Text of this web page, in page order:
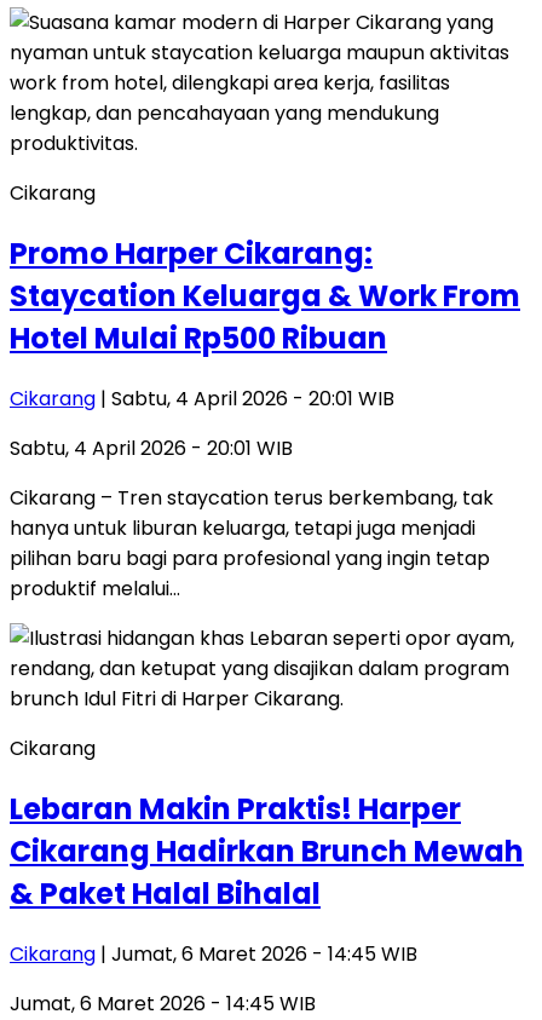
Cikarang
Promo Harper Cikarang:
Staycation Keluarga & Work From
Hotel Mulai Rp500 Ribuan
Cikarang | Sabtu, 4 April 2026 - 20:01 WIB
Sabtu, 4 April 2026 - 20:01 WIB
Cikarang – Tren staycation terus berkembang, tak
hanya untuk liburan keluarga, tetapi juga menjadi
pilihan baru bagi para profesional yang ingin tetap
produktif melalui…
Cikarang
Lebaran Makin Praktis! Harper
Cikarang Hadirkan Brunch Mewah
& Paket Halal Bihalal
Cikarang | Jumat, 6 Maret 2026 - 14:45 WIB
Jumat, 6 Maret 2026 - 14:45 WIB